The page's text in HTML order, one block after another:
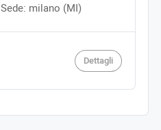
Sede: milano (MI)
Dettagli